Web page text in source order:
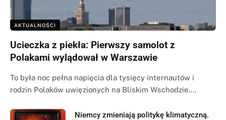
AKTUALNOŚCI
Ucieczka z piekła: Pierwszy samolot z
Polakami wylądował w Warszawie
To była noc pełna napięcia dla tysięcy internautów i
rodzin Polaków uwięzionych na Bliskim Wschodzie.…
Niemcy zmieniają politykę klimatyczną.